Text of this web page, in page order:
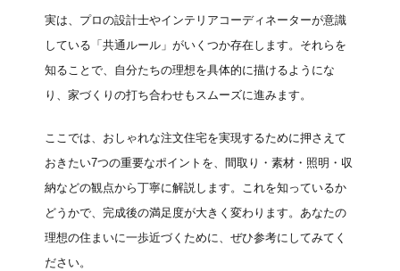
実は、プロの設計士やインテリアコーディネーターが意識
している「共通ルール」がいくつか存在します。それらを
知ることで、自分たちの理想を具体的に描けるようにな
り、家づくりの打ち合わせもスムーズに進みます。
ここでは、おしゃれな注文住宅を実現するために押さえて
おきたい7つの重要なポイントを、間取り・素材・照明・収
納などの観点から丁寧に解説します。これを知っているか
どうかで、完成後の満足度が大きく変わります。あなたの
理想の住まいに一歩近づくために、ぜひ参考にしてみてく
ださい。